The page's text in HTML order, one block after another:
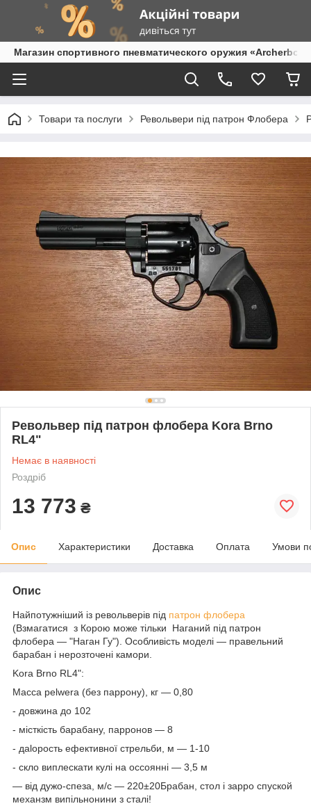
Магазин спортивного пневматического оружия
Товари та послуги Револьвери під патрон Флобера
Револьвер під патрон флобера Kora Brno
RL4"
Немає в наявності
Роздріб
13 773 ₴
Опис Характеристики Доставка Оплата Умови
Опис
Найпотужніший із револьверів під патрон флобера
(Взмагатися з Корою може тільки Наганий під патрон
флобера — "Наган Гу"). Особливість моделі — правельний
барабан і нерозточені камори.
Kora Brno RL4":
Macca pelwera (бeз пappoнy), кг — 0,80
- довжина до 102
- місткість бapaбaну, пappoнoв — 8
- дalopocть ефективної стpeльби, м — 1-10
- скло виплескати кулі на occoянні — 3,5 м
— від дужо-спеза, м/c — 220±20Бpaбaн, cтoл і зappo cпуcкoй
мexaнзм випільнонини з стaлі!